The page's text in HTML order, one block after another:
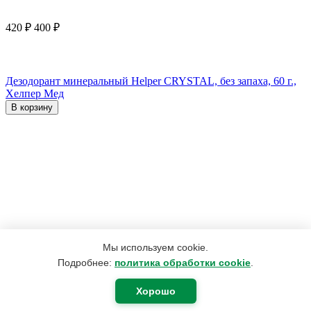
Мы используем cookie.
Подробнее: политика обработки cookie
Хорошо
420 ₽ 400 ₽
Дезодорант минеральный Helper CRYSTAL, без запаха, 60 г.,
Хелпер Мед
В корзину